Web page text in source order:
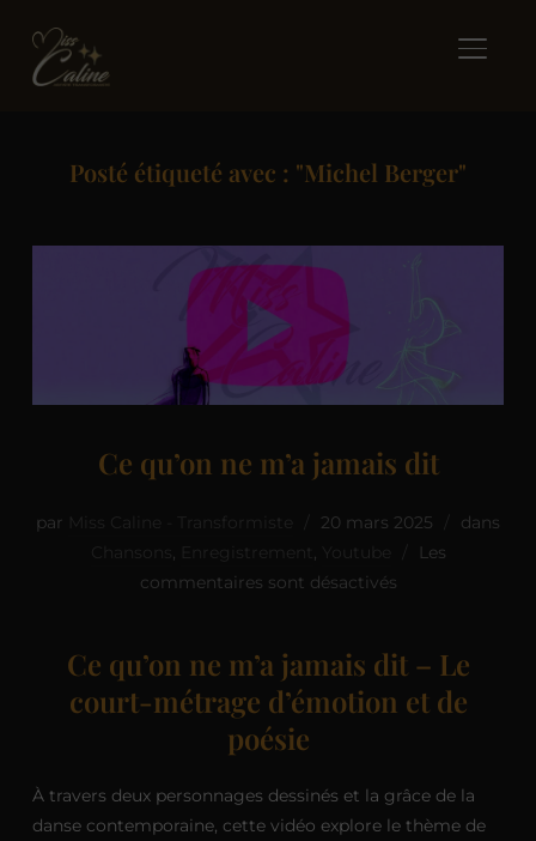
Posté étiqueté avec : "Michel Berger"
Ce qu’on ne m’a jamais dit
par 20 mars 2025
dans
, ,
Les
commentaires sont désactivés
Ce qu’on ne m’a jamais dit – Le
court-métrage d’émotion et de
poésie
À travers deux personnages dessinés et la grâce de la
danse contemporaine, cette vidéo explore le thème de